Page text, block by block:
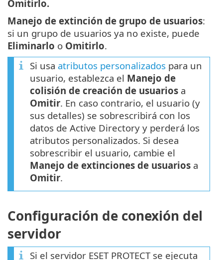
Omitirlo.
Manejo de extinción de grupo de usuarios:
si un grupo de usuarios ya no existe, puede
Eliminarlo o Omitirlo.
Si usa atributos personalizados para un
usuario, establezca el Manejo de
colisión de creación de usuarios a
Omitir. En caso contrario, el usuario (y
sus detalles) se sobrescribirá con los
datos de Active Directory y perderá los
atributos personalizados. Si desea
sobrescribir el usuario, cambie el
Manejo de extinciones de usuarios a
Omitir.
Configuración de conexión del
servidor
Si el servidor ESET PROTECT se ejecuta